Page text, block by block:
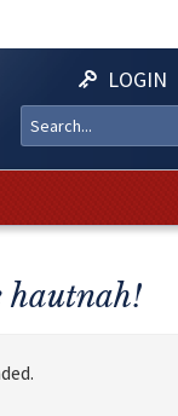
LOGIN
hautnah!